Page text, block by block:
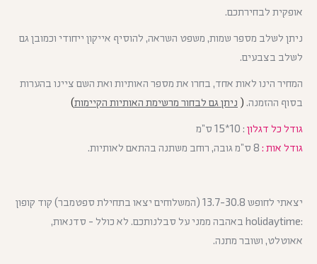
אופקית לבחירתכם.
ניתן לשלב מספר שמות, משפט השראה, להוסיף אייקון ייחודי וכמובן גם
לשלב בצבעים.
המחיר הינו לאות אחד, בחרו את מספר האותיות ואת השם ציינו בהערות
בסוף ההזמנה. ( ניתן גם לבחור מרשימת האותיות הקיימות)
גודל כל דגלון : 10*15 ס”מ
גודל אות :
יצאתי לחופש 13.7-30.8 (המשלוחים יצאו בתחילת ספטמבר) קוד קופון
:holidaytime באהבה ממני על סבלנותכם. לא כולל - סדנאות,
אאוטלט, ושובר מתנה.